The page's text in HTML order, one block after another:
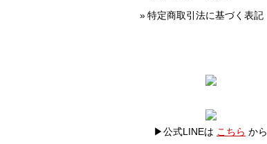
特定商取引法に基づく表記
▶公式LINEは こちら から